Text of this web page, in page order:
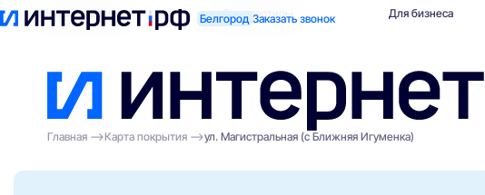
Белгород Заказать звонок
Поиск по адресу Для квартиры Для бизнеса
Главная
Карта покрытия ул. Магистральная (с Ближняя Игуменка)